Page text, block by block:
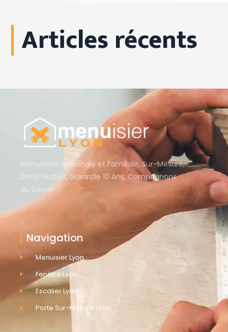
Articles récents
Menuiserie Artisanale et Familiale, Sur-Mesure,
Devis Gratuit, Garantie 10 Ans, Compagnons
du Devoir
Navigation
Menuisier Lyon
Fenêtre Lyon
Escalier Lyon
Porte Sur-Mesure Lyon